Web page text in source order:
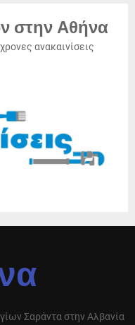
στην Αθήνα
ανακαινίσεις
Σαράντα στην Αλβανία